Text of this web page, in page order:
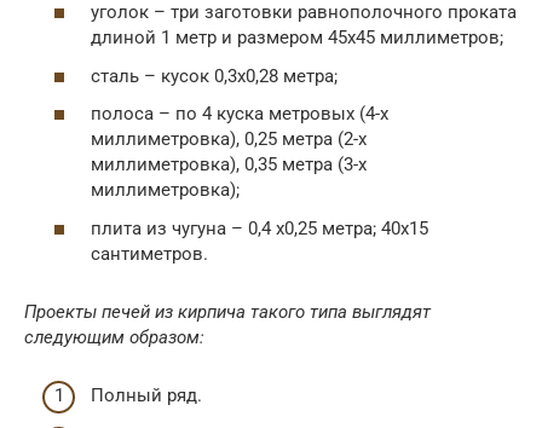
уголок – три заготовки равнополочного проката
длиной 1 метр и размером 45х45 миллиметров;
сталь – кусок 0,3х0,28 метра;
полоса – по 4 куска метровых (4-х
миллиметровка), 0,25 метра (2-х
миллиметровка), 0,35 метра (3-х
миллиметровка);
плита из чугуна – 0,4 х0,25 метра; 40х15
сантиметров.
Проекты печей из кирпича такого типа выглядят
следующим образом:
Полный ряд.